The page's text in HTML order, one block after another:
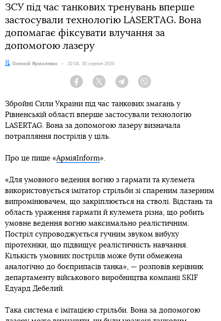
ЗСУ під час танкових тренувань вперше
застосували технологію LASERTAG. Вона
допомагає фіксувати влучання за
допомогою лазеру
Автор:
Олексій Ярмоленко Дата:
22:04, 30 серпня 2020
Facebook Twitter Telegram
Збройні Сили України під час танкових змагань у
Рівненській області вперше застосували технологію
LASERTAG. Вона за допомогою лазеру визначала
потрапляння пострілів у ціль.
Про це пише «АрміяInform».
«Для умовного ведення вогню з гармати та кулемета
використовується імітатор стрільби зі спареним лазерним
випромінювачем, що закріплюється на стволі. Відстань та
область ураження гармати й кулемета різна, що робить
умовне ведення вогню максимально реалістичним.
Постріл супроводжується гучним звуком вибуху
піротехніки, що підвищує реалістичність навчання.
Кількість умовних пострілів може бути обмежена
аналогічно до боєприпасів танка», — розповів керівник
департаменту військового виробництва компанії SKIF
Едуард Дебелий.
Така система є імітацією стрільби. Вона за допомогою